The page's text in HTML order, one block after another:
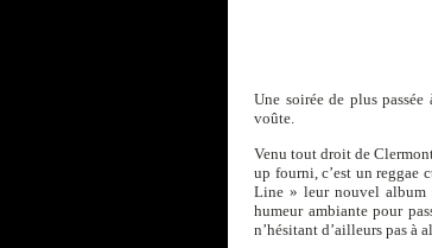
Une soirée de plus
voûte.
Venu tout droit de
up fourni, c’est un reggae
Line » leur nouvel album
humeur ambiante pour
n’hésitant d’ailleurs pas à